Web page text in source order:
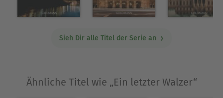
Sieh Dir alle Titel der Serie an
Ähnliche Titel wie „Ein letzter Walzer“